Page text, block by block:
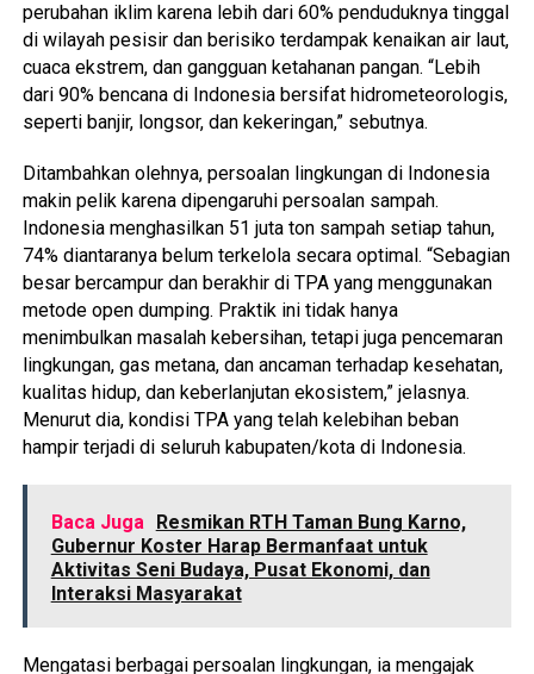
perubahan iklim karena lebih dari 60% penduduknya tinggal
di wilayah pesisir dan berisiko terdampak kenaikan air laut,
cuaca ekstrem, dan gangguan ketahanan pangan. “Lebih
dari 90% bencana di Indonesia bersifat hidrometeorologis,
seperti banjir, longsor, dan kekeringan,” sebutnya.
Ditambahkan olehnya, persoalan lingkungan di Indonesia
makin pelik karena dipengaruhi persoalan sampah.
Indonesia menghasilkan 51 juta ton sampah setiap tahun,
74% diantaranya belum terkelola secara optimal. “Sebagian
besar bercampur dan berakhir di TPA yang menggunakan
metode open dumping. Praktik ini tidak hanya
menimbulkan masalah kebersihan, tetapi juga pencemaran
lingkungan, gas metana, dan ancaman terhadap kesehatan,
kualitas hidup, dan keberlanjutan ekosistem,” jelasnya.
Menurut dia, kondisi TPA yang telah kelebihan beban
hampir terjadi di seluruh kabupaten/kota di Indonesia.
Baca Juga Resmikan RTH Taman Bung Karno,
Gubernur Koster Harap Bermanfaat untuk
Aktivitas Seni Budaya, Pusat Ekonomi, dan
Interaksi Masyarakat
Mengatasi berbagai persoalan lingkungan, ia mengajak